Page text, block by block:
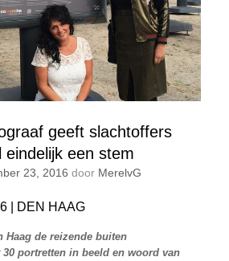
geeft slachtoffers
eindelijk een stem
23, 2016 door MerelvG
| DEN HAAG
Haag de reizende buiten
portretten in beeld en woord van